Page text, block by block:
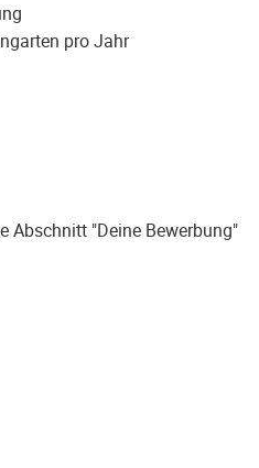
pro Jahr
Abschnitt "Deine Bewerbung"